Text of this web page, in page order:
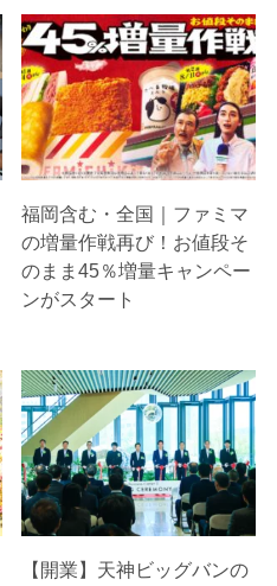
福岡含む・全国｜ファミマ
の増量作戦再び！お値段そ
のまま45％増量キャンペー
ンがスタート
【開業】天神ビッグバンの